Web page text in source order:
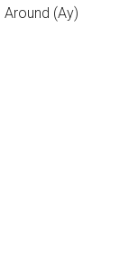
(Ay)